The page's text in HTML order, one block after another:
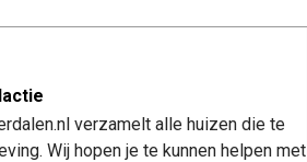
verzamelt alle huizen die te
Wij hopen je te kunnen helpen met